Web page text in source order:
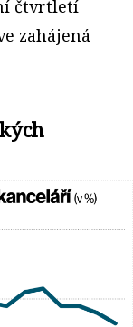
čtvrtletí
zahájená